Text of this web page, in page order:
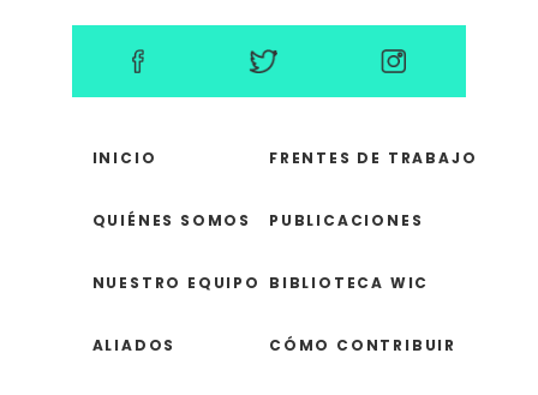
INICIO
QUIÉNES SOMOS
NUESTRO EQUIPO
ALIADOS
FRENTES DE TRABAJO
PUBLICACIONES
BIBLIOTECA WIC
CÓMO CONTRIBUIR